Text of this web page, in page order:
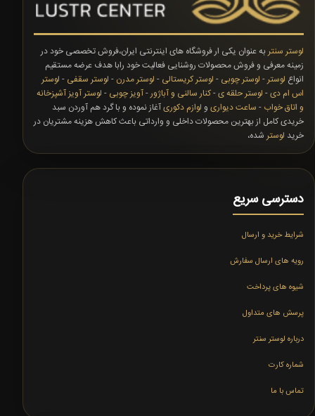
لوستر سنتر به عنوان یکی ار فروشگاه های اینترنتی ایران،فروش تخصصی خود در
زمینه معرفی و فروش محصولات روشنایی فعالیت خود رابا هدف عرضه مستقیم
انواع لوستر - لوستر چوبی - لوستر کریستالی - لوستر مدرن - لوستر سقفی - لوستر
اس ام دی- لوستر حلقه ی-کنار سالنی و آباژور-آویز چوبی - لوستر آویز آشپزخانه
و اتاق خواب - ساعت دیواری و لوازم دکوریآغاز نموده و با گرد هم آوردن سبد
خریدی کامل از بهترین محصولات داخلی و وارداتی باعث کاهش هزینه مشتریان در
خرید لوستر شده،
دسترسی سریع
شرایط خرید و ارسال
رویه های ارسال سفارش
شیوه های پرداخت
پرسش های متداول
درباره لوستر سنتر
شماره کارت
تماس با ما